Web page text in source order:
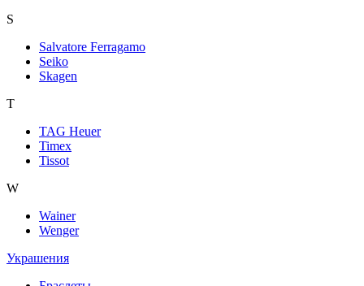
S
Salvatore Ferragamo
Seiko
Skagen
T
TAG Heuer
Timex
Tissot
W
Wainer
Wenger
Украшения